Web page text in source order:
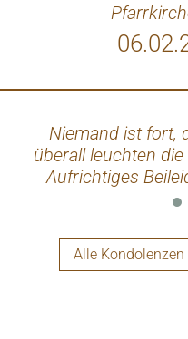
Niemand ist fort,
überall leuchten
Aufrichtiges
Verlust und viel
Alle Kondolenzen